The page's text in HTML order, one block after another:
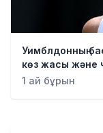
Білім және Ғылым
Ауа райы
Денсаулық
Бизнес
Уимблдонның
көз жасы және
1 ай бұрын